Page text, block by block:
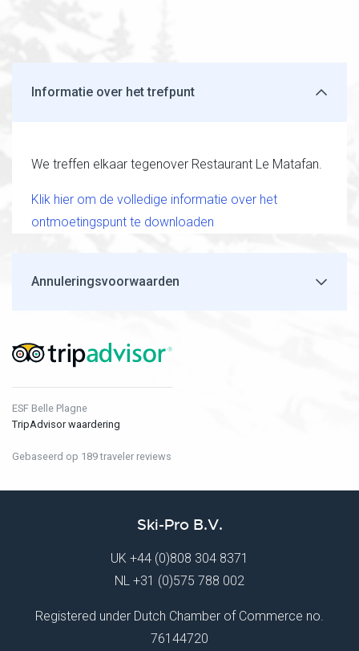
Informatie over het trefpunt
We treffen elkaar tegenover Restaurant Le Matafan.
Klik hier om de volledige informatie over het
ontmoetingspunt te downloaden
Annuleringsvoorwaarden
ESF Belle Plagne
TripAdvisor waardering
Gebaseerd op 189 traveler reviews
Ski-Pro B.V.
UK +44 (0)808 304 8371
NL +31 (0)575 788 002
Registered under Dutch Chamber of Commerce no.
76144720